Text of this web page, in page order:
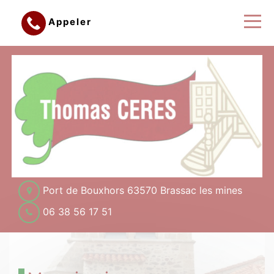
Appeler
Port de Bouxhors 63570 Brassac les mines
06 38 56 17 51